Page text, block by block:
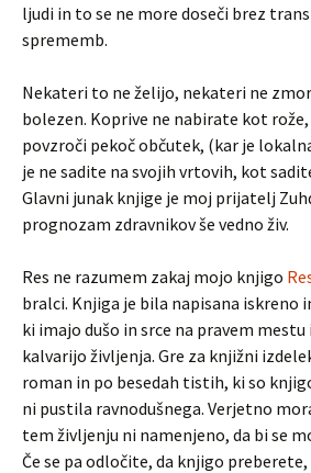
ljudi in to se ne more doseči brez
sprememb.
Nekateri to ne želijo, nekateri ne
bolezen. Koprive ne nabirate kot
povzroči pekoč občutek, (kar je
je ne sadite na svojih vrtovih, kot
Glavni junak knjige je moj prijatelj
prognozam zdravnikov še vedno živ.
Res ne razumem zakaj mojo knjigo
bralci. Knjiga je bila napisana iskreno
ki imajo dušo in srce na pravem
kalvarijo življenja. Gre za knjižni
roman in po besedah tistih, ki so
ni pustila ravnodušnega. Verjetno
tem življenju ni namenjeno, da bi se
Če se pa odločite, da knjigo